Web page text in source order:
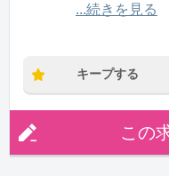
11:30〜20:30(
...続きを見る
キープする
この